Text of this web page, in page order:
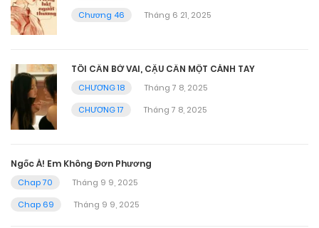
Chương 46
Tháng 6 21, 2025
TÔI CẦN BỜ VAI, CẬU CẦN MỘT CÁNH TAY
CHƯƠNG 18
Tháng 7 8, 2025
CHƯƠNG 17
Tháng 7 8, 2025
Ngốc À! Em Không Đơn Phương
Chap 70
Tháng 9 9, 2025
Chap 69
Tháng 9 9, 2025